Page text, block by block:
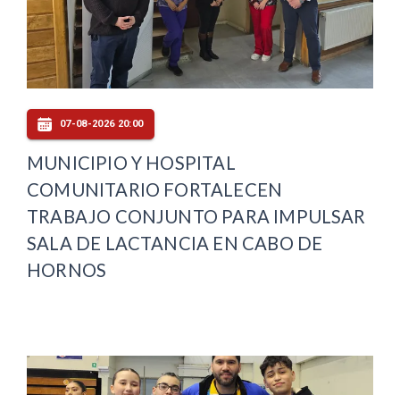
07-08-2026 20:00
MUNICIPIO Y HOSPITAL
COMUNITARIO FORTALECEN
TRABAJO CONJUNTO PARA IMPULSAR
SALA DE LACTANCIA EN CABO DE
HORNOS